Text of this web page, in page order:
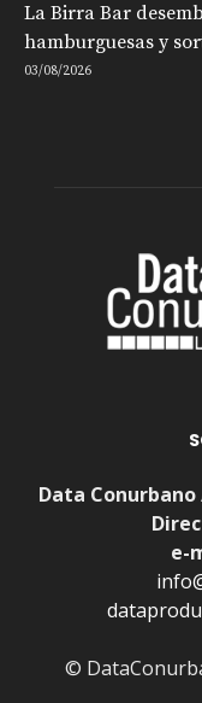
La Birra Bar
hamburguesas y
03/08/2026
Data Conurbano
e-
©